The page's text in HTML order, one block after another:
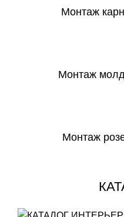
Монтаж
Монтаж
Монтаж